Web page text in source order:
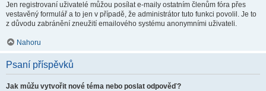
Jen registrovaní uživatelé můžou posílat e-maily ostatním členům fóra přes
vestavěný formulář a to jen v případě, že administrátor tuto funkci povolil. Je to
z důvodu zabránění zneužití emailového systému anonymními uživateli.
Nahoru
Psaní příspěvků
Jak můžu vytvořit nové téma nebo poslat odpověď?